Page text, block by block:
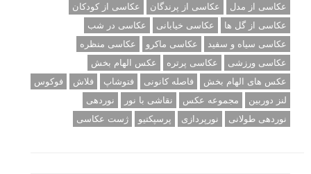
عکاسی از مدل
عکاسی از پرندگان
عکاسی از کودکان
عکاسی از گل ها
عکاسی خیابانی
عکاسی در شب
عکاسی سیاه و سفید
عکاسی ماکرو
عکاسی منظره
عکاسی ورزشی
عکاسی پرتره
عکس الهام بخش
عکس های الهام بخش
فاصله کانونی فتوشاپ فلاش
فوکوس
لنز دوربین
مجموعه عکس نقاشی با نور
نوردهی
نوردهی طولانی
نورپردازی پرسپکتیو ژست عکاسی